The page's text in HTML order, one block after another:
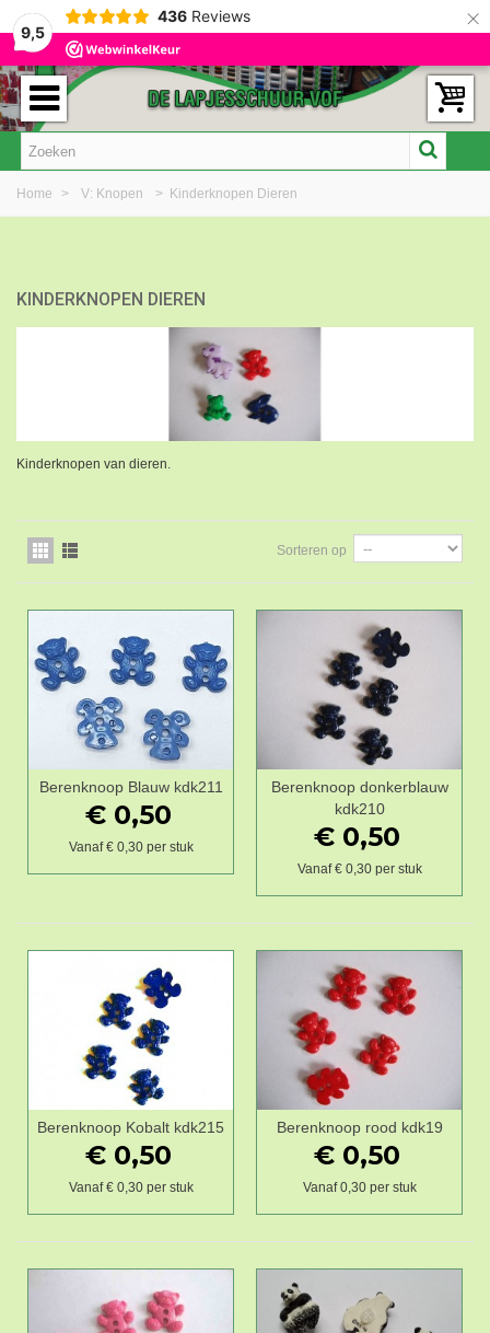
9,5
436 Reviews ×
Home > V: Knopen > Kinderknopen Dieren
KINDERKNOPEN DIEREN
Kinderknopen van dieren.
Sorteren op
Berenknoop Blauw kdk211
€ 0,50
Vanaf € 0,30 per stuk
Berenknoop donkerblauw
kdk210
€ 0,50
Vanaf € 0,30 per stuk
Berenknoop Kobalt kdk215
€ 0,50
Vanaf € 0,30 per stuk
Berenknoop rood kdk19
€ 0,50
Vanaf 0,30 per stuk